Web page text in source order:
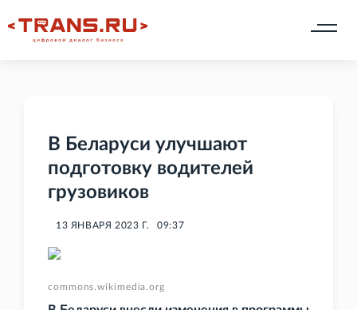
В Беларуси улучшают
подготовку водителей
грузовиков
13 ЯНВАРЯ 2023 Г. 09:37
commons.wikimedia.org